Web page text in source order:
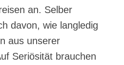
an. Selber
davon, wie langledig
aus unserer
Seriösität brauchen